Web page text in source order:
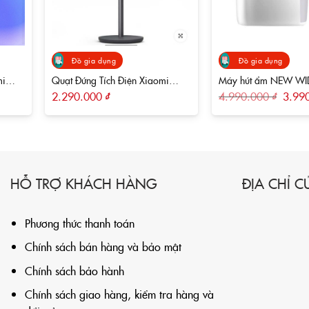
là dạng hình hộp chữ nhật đứng với các góc được xử lý bằng
Đồ gia dụng
Quạt Đứng Tích Điện Xiaomi
Smartmi Gen 3 Max
2.290.000₫
Đồ gia dụng
Máy hút ẩm
4.990.000₫ Giá
gốc
là:
HỖ TRỢ KHÁCH HÀNG
Phương thức thanh toán
Chính sách bán hàng và bảo mật
Chính sách bảo hành
Chính sách giao hàng, kiểm tra hàng và
ĐỊA CHỈ